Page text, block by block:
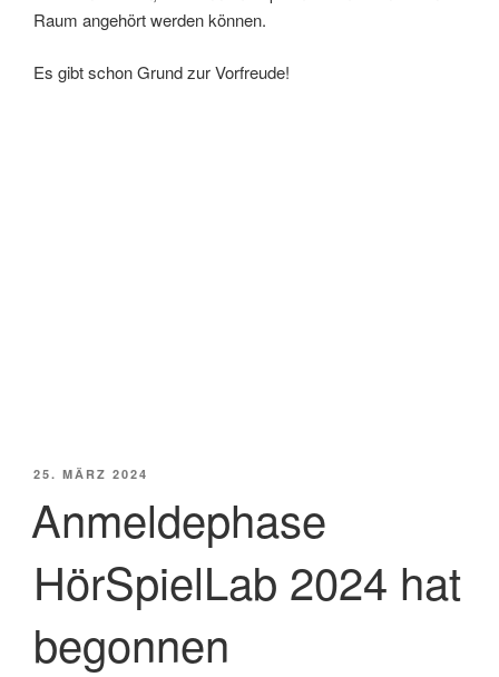
Raum angehört werden können.
Es gibt schon Grund zur Vorfreude!
VERÖFFENTLICHT
25. MÄRZ 2024
Anmeldephase
HörSpielLab 2024 hat
begonnen